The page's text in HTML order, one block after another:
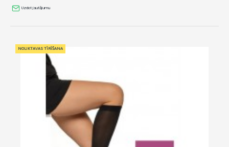
Uzdot jautājumu
NOLIKTAVAS TĪRĪŠANA